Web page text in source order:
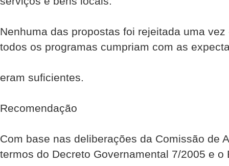
Nenhuma das propostas foi rejeitada uma
todos os programas cumpriam com as
eram suficientes.
Recomendação
Com base nas deliberações da Comissão de
termos do Decreto Governamental 7/2005 e o